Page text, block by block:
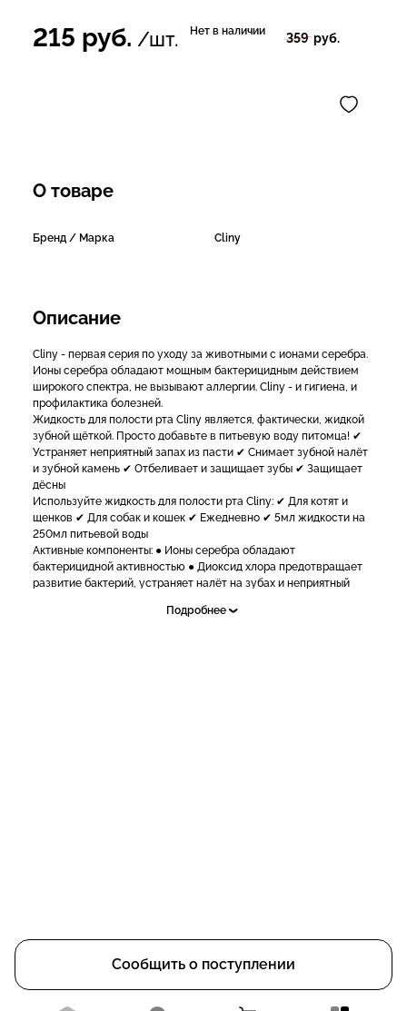
215 руб. /шт. Нет в наличии 359руб.
О товаре
Бренд / Марка Cliny
Описание
Cliny - первая серия по уходу за животными с ионами серебра.
Ионы серебра обладают мощным бактерицидным действием
широкого спектра, не вызывают аллергии. Cliny - и гигиена, и
профилактика болезней.
Жидкость для полости рта Cliny является, фактически, жидкой
зубной щёткой. Просто добавьте в питьевую воду питомца! ✔
Устраняет неприятный запах из пасти ✔ Снимает зубной налёт
и зубной камень ✔ Отбеливает и защищает зубы ✔ Защищает
дёсны
Используйте жидкость для полости рта Cliny: ✔ Для котят и
щенков ✔ Для собак и кошек ✔ Ежедневно ✔ 5мл жидкости на
250мл питьевой воды
Активные компоненты: ● Ионы серебра обладают
бактерицидной активностью ● Диоксид хлора предотвращает
развитие бактерий, устраняет налёт на зубах и неприятный
уже имеющихся отложений на зубах
Подробнее
Сообщить о поступлении